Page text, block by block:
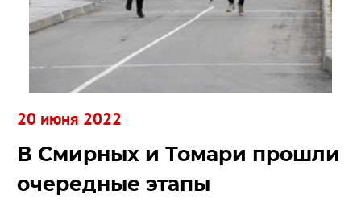
В Смирных и Томари прошли
очередные этапы
20 июня 2022